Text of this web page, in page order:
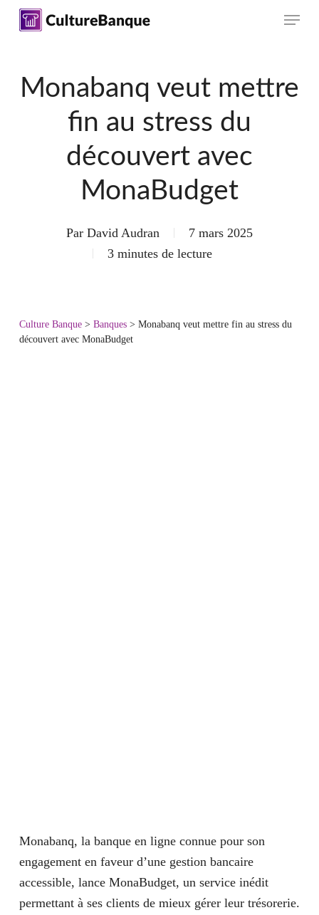
Skip
Menu
Monabanq veut mettre
fin au stress du
découvert avec
MonaBudget
Par David Audran
7 mars 2025
3 minutes de lecture
Culture Banque> Banques> Monabanq veut mettre fin au stress du
découvert avec MonaBudget
Monabanq, la banque en ligne connue pour son
engagement en faveur d’une gestion bancaire
accessible, lance MonaBudget, un service inédit
permettant à ses clients de mieux gérer leur trésorerie.